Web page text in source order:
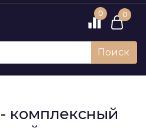
0 0
Поиск
комплексный